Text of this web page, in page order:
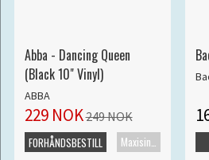
Abba - Dancing Queen
(Black 10" Vinyl)
ABBA
229 NOK249 NOK
Maxisingel
FORHÅNDSBESTILL